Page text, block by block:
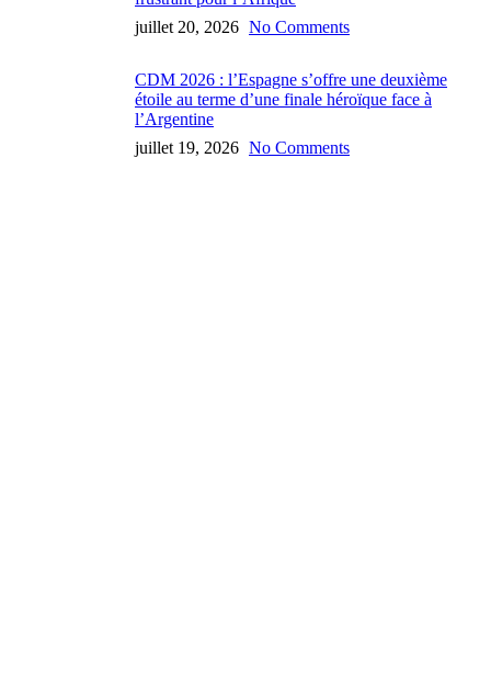
juillet 20, 2026 No Comments
CDM 2026 : l’Espagne s’offre une deuxième
étoile au terme d’une finale héroïque face à
l’Argentine
juillet 19, 2026 No Comments